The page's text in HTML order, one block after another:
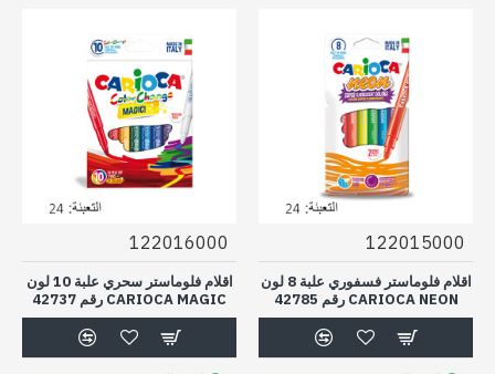
122015000
اقلام فلوماستر فسفوري علبة 8 لون
CARIOCA NEON رقم 42785
122016000
اقلام فلوماستر سحري علبة 10 لون
CARIOCA MAGIC رقم 42737